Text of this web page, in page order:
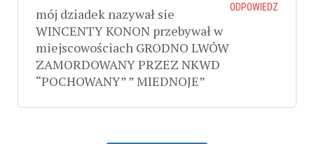
ODPOWIEDZ
mój dziadek nazywał sie
WINCENTY KONON przebywał w
miejscowościach GRODNO LWÓW
ZAMORDOWANY PRZEZ NKWD
“POCHOWANY” ” MIEDNOJE”